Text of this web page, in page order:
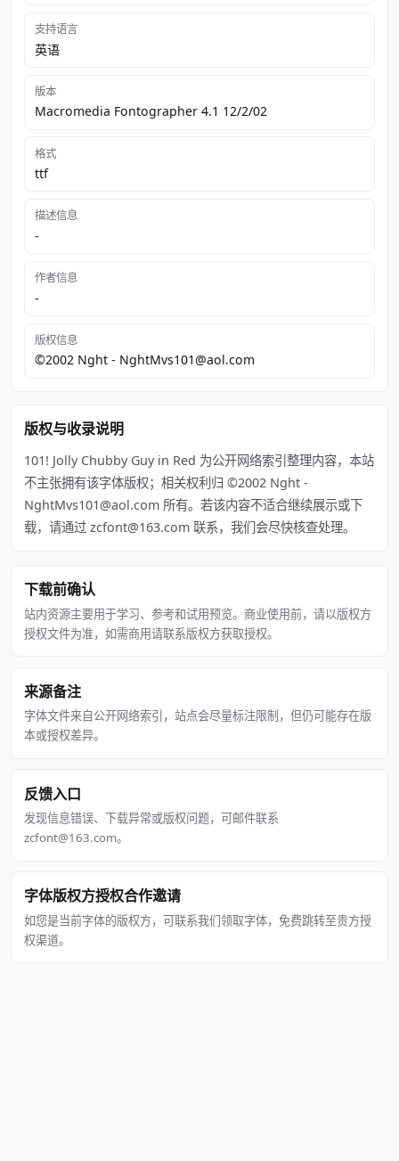
支持语言
英语
版本
Macromedia Fontographer 4.1 12/2/02
格式
ttf
描述信息
-
作者信息
-
版权信息
©2002 Nght - NghtMvs101@aol.com
版权与收录说明
101! Jolly Chubby Guy in Red 为公开网络索引整理内容，本站
不主张拥有该字体版权；相关权利归 ©2002 Nght -
NghtMvs101@aol.com 所有。若该内容不适合继续展示或下
载，请通过 zcfont@163.com 联系，我们会尽快核查处理。
下载前确认
站内资源主要用于学习、参考和试用预览。商业使用前，请以版权方
授权文件为准，如需商用请联系版权方获取授权。
来源备注
字体文件来自公开网络索引，站点会尽量标注限制，但仍可能存在版
本或授权差异。
反馈入口
发现信息错误、下载异常或版权问题，可邮件联系
zcfont@163.com。
字体版权方授权合作邀请
如您是当前字体的版权方，可联系我们领取字体，免费跳转至贵方授
权渠道。